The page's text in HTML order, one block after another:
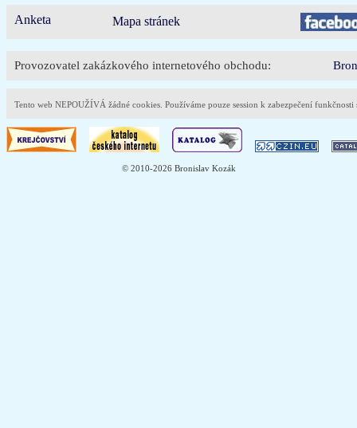
Anketa Mapa stránek
Provozovatel zakázkového internetového obchodu:
Tento web NEPOUŽÍVÁ žádné cookies. Používáme pouze session k zabezpečení
© 2010-2026 Bronislav Kozák